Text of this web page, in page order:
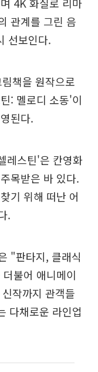
관계를 그린 음
선보인다.
책을 원작으로
: 멜로디 소동'이
된다.
레스틴'은 칸영화
목받은 바 있다.
기 위해 떠난 어
.
"판타지, 클래식
불어 애니메이
작까지 관객들
다채로운 라인업